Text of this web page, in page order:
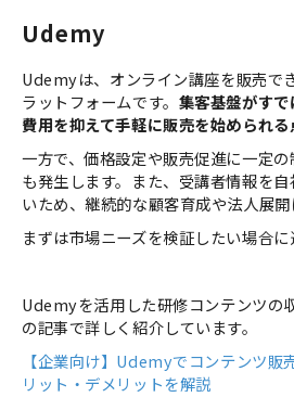
Udemy
Udemyは、オンライン講座を販売で
ラットフォームです。 集客基盤がす
費用を抑えて手軽に販売を始められる
一方で、価格設定や販売促進に一定
も発生します。また、受講者情報を
いため、継続的な顧客育成や法人展開
まずは市場ニーズを検証したい場合に
Udemyを活用した研修コンテンツの
の記事で詳しく紹介しています。
【企業向け】Udemyでコンテンツ販
リット・デメリットを解説